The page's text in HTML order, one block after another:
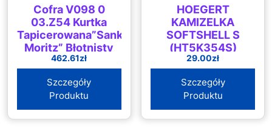
Cofra V098 0
03.Z54 Kurtka
Tapicerowana”Sankt
Moritz” Błotnisty
Rozmiar 54
462.61zł
Szczegóły
Produktu
HOEGERT
KAMIZELKA
SOFTSHELL S
(HT5K354S)
29.00zł
Szczegóły
Produktu